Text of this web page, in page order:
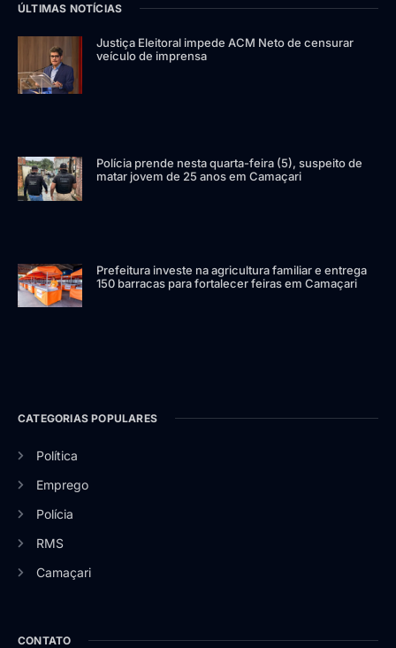
ÚLTIMAS NOTÍCIAS
Justiça Eleitoral impede ACM Neto de censurar
veículo de imprensa
Polícia prende nesta quarta-feira (5), suspeito de
matar jovem de 25 anos em Camaçari
Prefeitura investe na agricultura familiar e entrega
150 barracas para fortalecer feiras em Camaçari
CATEGORIAS POPULARES
Política
Emprego
Polícia
RMS
Camaçari
CONTATO